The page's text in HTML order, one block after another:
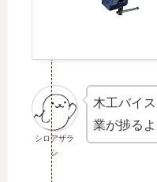
シロアザラ
シ
木工バイ
業が捗るよ